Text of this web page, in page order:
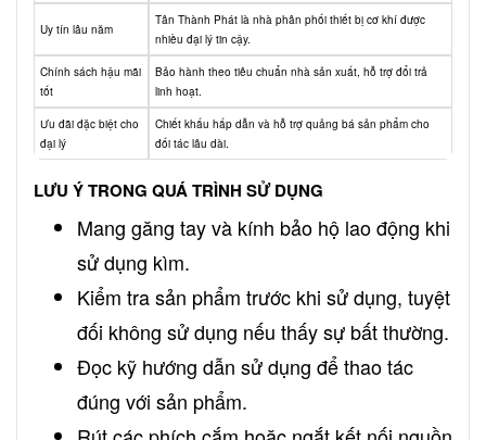
Uy tín lâu năm
Tân Thành Phát là nhà phân phối thiết bị cơ khí được
nhiều đại lý tin cậy.
Chính sách hậu mãi
tốt
Bảo hành theo tiêu chuẩn nhà sản xuất, hỗ trợ đổi trả
linh hoạt.
Ưu đãi đặc biệt cho
đại lý
Chiết khấu hấp dẫn và hỗ trợ quảng bá sản phẩm cho
đối tác lâu dài.
LƯU Ý TRONG QUÁ TRÌNH SỬ DỤNG
Mang găng tay và kính bảo hộ lao động khi
sử dụng kìm.
Kiểm tra sản phẩm trước khi sử dụng, tuyệt
đối không sử dụng nếu thấy sự bất thường.
Đọc kỹ hướng dẫn sử dụng để thao tác
đúng với sản phẩm.